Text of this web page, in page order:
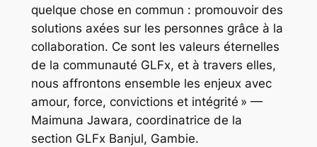
quelque chose en commun : promouvoir des
solutions axées sur les personnes grâce à la
collaboration. Ce sont les valeurs éternelles
de la communauté GLFx, et à travers elles,
nous affrontons ensemble les enjeux avec
amour, force, convictions et intégrité » —
Maimuna Jawara, coordinatrice de la
section GLFx Banjul, Gambie.